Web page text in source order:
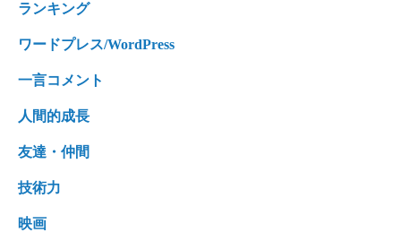
ランキング
ワードプレス/WordPress
一言コメント
人間的成長
友達・仲間
技術力
映画